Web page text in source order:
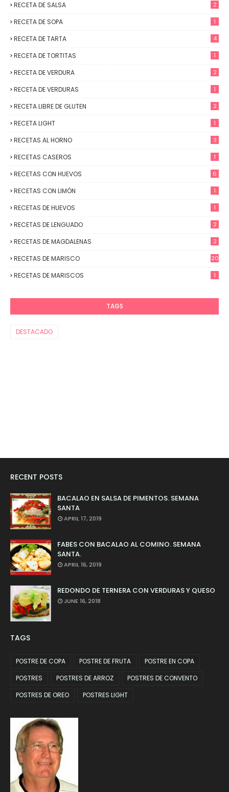
RECETA DE SALSA 2
RECETA DE SOPA 1
RECETA DE TARTA 4
RECETA DE TORTITAS 1
RECETA DE VERDURA 2
RECETA DE VERDURAS 1
RECETA LIBRE DE GLUTEN 2
RECETA LIGHT 1
RECETAS AL HORNO 3
RECETAS CASEROS 1
RECETAS CON HUEVOS 6
RECETAS CON LIMÓN 1
RECETAS DE HUEVOS 1
RECETAS DE LENGUADO 2
RECETAS DE MAGDALENAS 2
RECETAS DE MARISCO 20
RECETAS DE MARISCOS 1
TAGS
DESTACADO
RECENT POSTS
BACALAO EN SALSA DE PIMENTOS. SEMANA
SANTA
APRIL 17, 2019
FABES CON BACALAO AL COMINO. SEMANA
SANTA.
APRIL 16, 2019
REDONDO DE TERNERA CON VERDURAS Y QUESO
JUNE 16, 2018
TAGS
POSTRE DE COPA POSTRE DE FRUTA
POSTRE EN COPA
POSTRES
POSTRES DE ARROZ
POSTRES DE CONVENTO
POSTRES DE OREO
POSTRES LIGHT